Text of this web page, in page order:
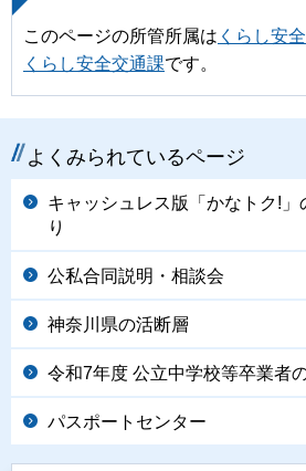
このページの所管所属は くらし安
くらし安全交通課です。
よくみられているページ
キャッシュレス版「かなトク!」
り
公私合同説明・相談会
神奈川県の活断層
令和7年度 公立中学校等卒業者
パスポートセンター